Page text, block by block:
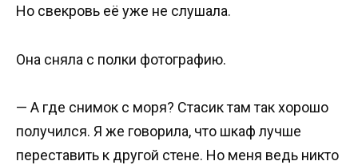
Но свекровь её уже не слушала.
Она сняла с полки фотографию.
— А где снимок с моря? Стасик там так хорошо
получился. Я же говорила, что шкаф лучше
переставить к другой стене. Но меня ведь никто